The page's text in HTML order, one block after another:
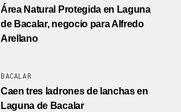
Área Natural Protegida en Laguna
de Bacalar, negocio para Alfredo
Arellano
BACALAR
Caen tres ladrones de lanchas en
Laguna de Bacalar